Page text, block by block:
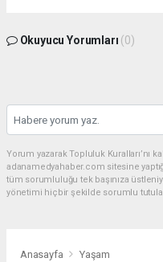
Okuyucu Yorumları (0)
Yorum yazarak Topluluk Kuralları’nı
adanamedyahaber.com sitesine
tüm sorumluluğu tek başınıza
yönetimi hiçbir şekilde sorumlu
Anasayfa Yaşam